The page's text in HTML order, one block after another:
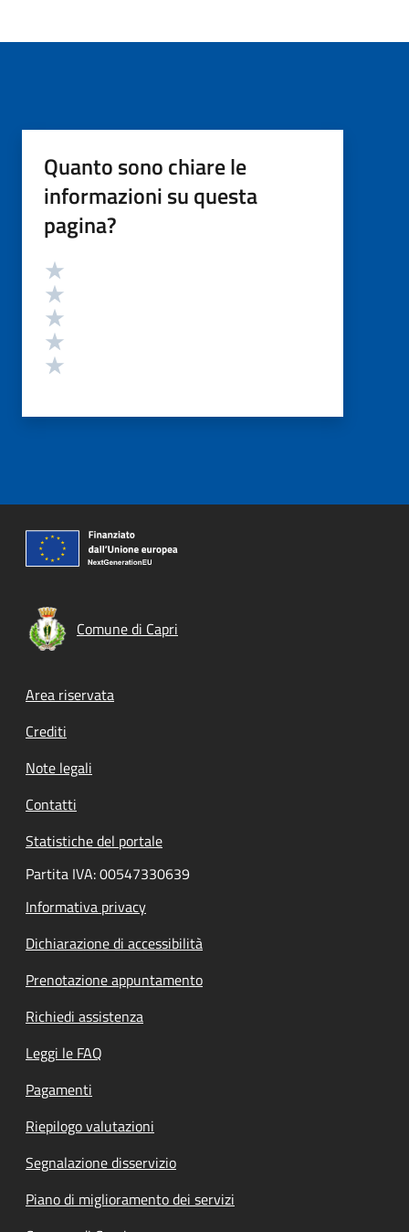
Quanto sono chiare le
informazioni su questa
pagina?
Valutazione
Comune di Capri
Footer menu
Area riservata
Crediti
Note legali
Contatti
Statistiche del portale
Partita IVA: 00547330639
Informativa privacy
Dichiarazione di accessibilità
Prenotazione appuntamento
Richiedi assistenza
Leggi le FAQ
Pagamenti
Riepilogo valutazioni
Segnalazione disservizio
Piano di miglioramento dei servizi